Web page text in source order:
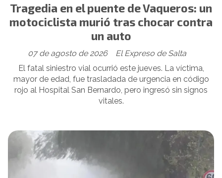
Tragedia en el puente de Vaqueros: un
motociclista murió tras chocar contra
un auto
El Expreso de Salta
07 de agosto de 2026
El fatal siniestro vial ocurrió este jueves. La víctima,
mayor de edad, fue trasladada de urgencia en código
rojo al Hospital San Bernardo, pero ingresó sin signos
vitales.